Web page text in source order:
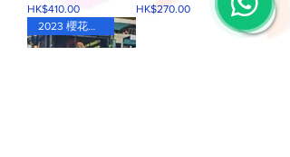
價格
HK$410.00 價格
HK$270.00
2023 櫻花期間限定版